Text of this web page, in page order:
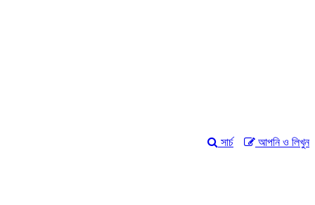
আপনি ও লিখুন
সার্চ